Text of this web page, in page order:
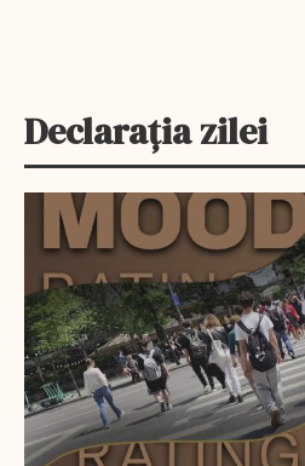
Declarația zilei